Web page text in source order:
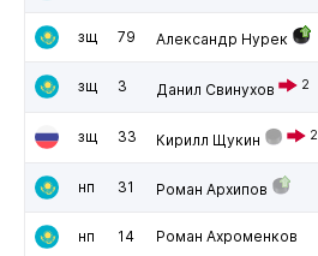
зщ 79 Александр Нурек
зщ 3 Данил Свинухов 2
зщ 33 Кирилл Щукин 2
нп 31 Роман Архипов
нп 14 Роман Ахроменков